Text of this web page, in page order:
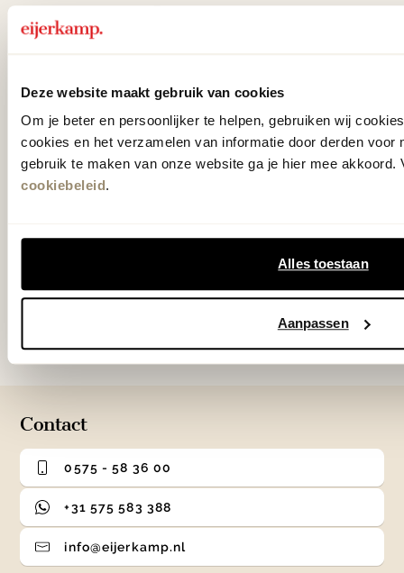
Deze website maakt gebruik van cookies
Om je beter en persoonlijker te helpen, gebruiken wij
cookies en het verzamelen van informatie door derden voor
gebruik te maken van onze website ga je hier mee akkoord.
cookiebeleid.
Alles toestaan
Aanpassen
Ontvang € 25.- korting op je eerste
bestelling en blijf op de hoogte van de
nieuwste collecties, laatste woontrends en
Door te abonneren op onze nieuwsbrief, ga je akkoord
Contact
0575 - 58 36 00
+31 575 583 388
info@eijerkamp.nl